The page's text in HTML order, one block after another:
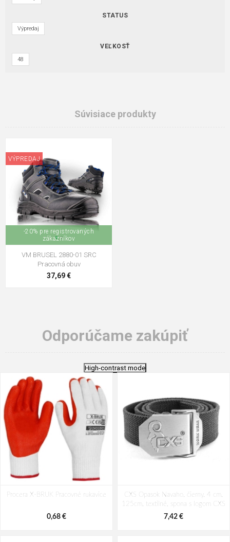
STATUS
Výpredaj
VEĽKOSŤ
48
Súvisiace produkty
-20% pre registrovaných
zákazníkov
VÝPREDAJ
VM BRUSEL 2880-01 SRC
Pracovná obuv
37,69 €
Odporúčame zakúpiť
High-contrast mode
Procera X-BRUK Pracovné rukavice
0,68 €
CXS Opasok Navaho, čierny, 4 cm,
125cm, textilné, spona s logom CXS
7,42 €